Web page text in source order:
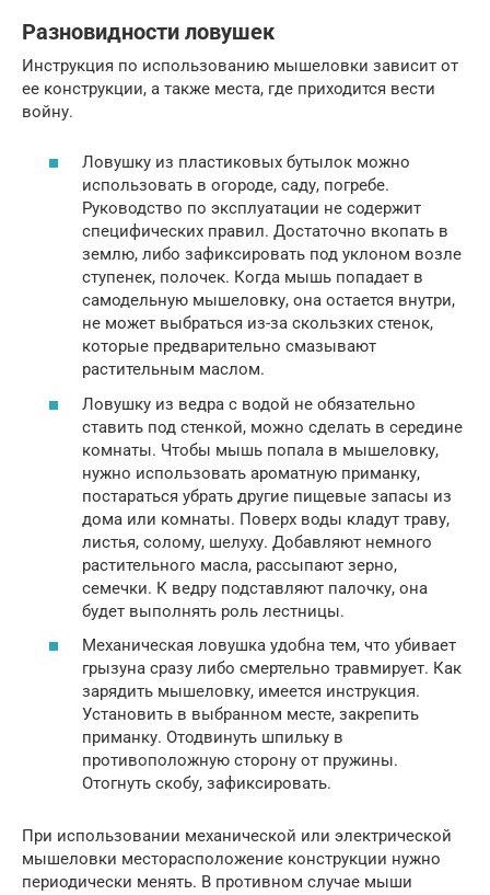
Разновидности ловушек
Инструкция по использованию мышеловки зависит от
ее конструкции, а также места, где приходится вести
войну.
Ловушку из пластиковых бутылок можно
использовать в огороде, саду, погребе.
Руководство по эксплуатации не содержит
специфических правил. Достаточно вкопать в
землю, либо зафиксировать под уклоном возле
ступенек, полочек. Когда мышь попадает в
самодельную мышеловку, она остается внутри,
не может выбраться из-за скользких стенок,
которые предварительно смазывают
растительным маслом.
Ловушку из ведра с водой не обязательно
ставить под стенкой, можно сделать в середине
комнаты. Чтобы мышь попала в мышеловку,
нужно использовать ароматную приманку,
постараться убрать другие пищевые запасы из
дома или комнаты. Поверх воды кладут траву,
листья, солому, шелуху. Добавляют немного
растительного масла, рассыпают зерно,
семечки. К ведру подставляют палочку, она
будет выполнять роль лестницы.
Механическая ловушка удобна тем, что убивает
грызуна сразу либо смертельно травмирует. Как
зарядить мышеловку, имеется инструкция.
Установить в выбранном месте, закрепить
приманку. Отодвинуть шпильку в
противоположную сторону от пружины.
Отогнуть скобу, зафиксировать.
При использовании механической или электрической
мышеловки месторасположение конструкции нужно
периодически менять. В противном случае мыши